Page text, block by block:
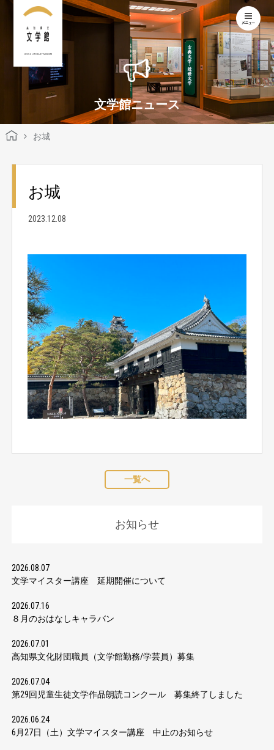
KOCHI LITERARY MUSEUM
文学館ニュース
お城
お城
2023.12.08
一覧へ
お知らせ
2026.08.07
文学マイスター講座 延期開催について
2026.07.16
８月のおはなしキャラバン
2026.07.01
高知県文化財団職員（文学館勤務/学芸員）募集
2026.07.04
第29回児童生徒文学作品朗読コンクール 募集終了しました
2026.06.24
6月27日（土）文学マイスター講座 中止のお知らせ